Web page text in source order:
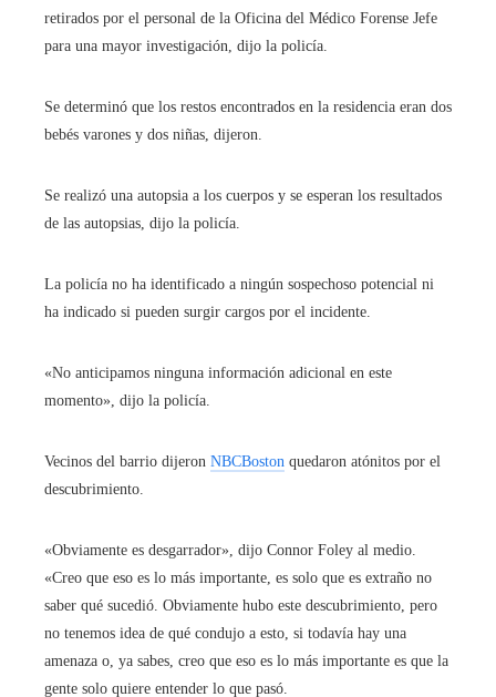
retirados por el personal de la Oficina del Médico Forense Jefe
para una mayor investigación, dijo la policía.
Se determinó que los restos encontrados en la residencia eran dos
bebés varones y dos niñas, dijeron.
Se realizó una autopsia a los cuerpos y se esperan los resultados
de las autopsias, dijo la policía.
La policía no ha identificado a ningún sospechoso potencial ni
ha indicado si pueden surgir cargos por el incidente.
«No anticipamos ninguna información adicional en este
momento», dijo la policía.
Vecinos del barrio dijeron NBCBoston quedaron atónitos por el
descubrimiento.
«Obviamente es desgarrador», dijo Connor Foley al medio.
«Creo que eso es lo más importante, es solo que es extraño no
saber qué sucedió. Obviamente hubo este descubrimiento, pero
no tenemos idea de qué condujo a esto, si todavía hay una
amenaza o, ya sabes, creo que eso es lo más importante es que la
gente solo quiere entender lo que pasó.